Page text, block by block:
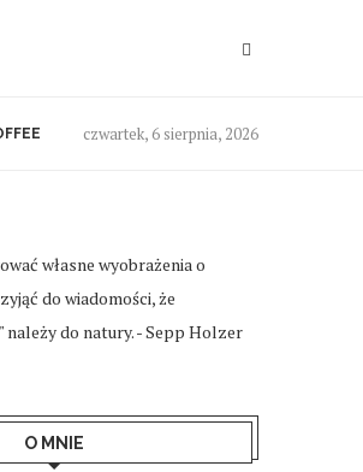
czwartek, 6 sierpnia, 2026
własne wyobrażenia o
do wiadomości, że
należy do natury. - Sepp Holzer
O MNIE